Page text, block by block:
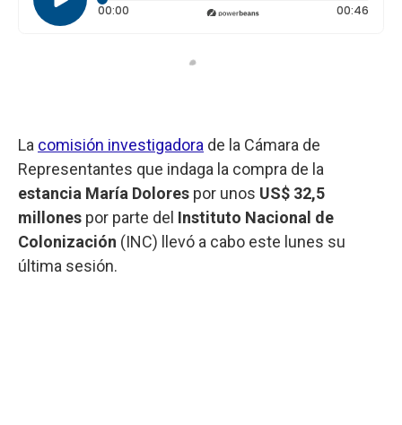
00:00 Tiempo transcurrido: 0 segundos 00:46
La comisión investigadora de la Cámara de
Representantes que indaga la compra de la
estancia María Dolores por unos US$ 32,5
millones por parte del Instituto Nacional de
Colonización (INC) llevó a cabo este lunes su
última sesión.